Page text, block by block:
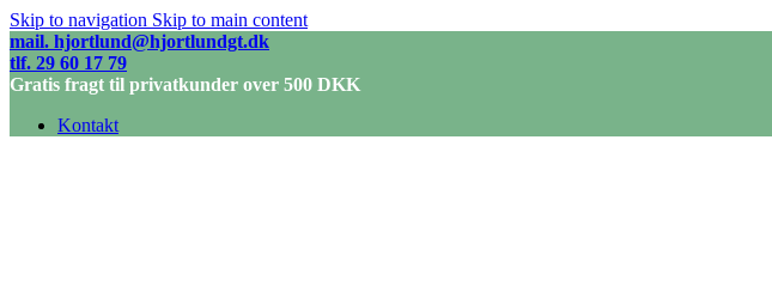
Skip to navigation Skip to main content
mail. hjortlund@hjortlundgt.dk
tlf. 29 60 17 79
Gratis fragt til privatkunder over 500 DKK
Kontakt